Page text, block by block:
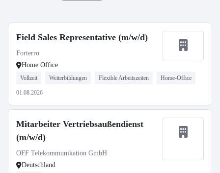
Field Sales Representative (m/w/d)
Forterro
Home Office
Vollzeit Weiterbildungen Flexible Arbeitszeiten Home-Office
01.08.2026
Mitarbeiter Vertriebsaußendienst
(m/w/d)
OFF Telekommunikation GmbH
Deutschland